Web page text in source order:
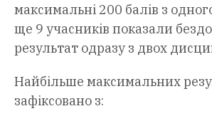
максимальні 200 балів з
ще 9 учасників показали
результат одразу з двох
Найбільше максимальних
зафіксовано з: